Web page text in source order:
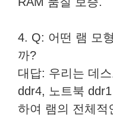
4. Q: 어떤 램 모
까?
대답: 우리는 데
ddr4, 노트북
하여 램의 전체적